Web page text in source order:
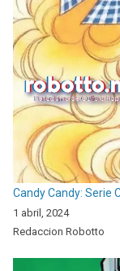
Candy Candy: Serie
1 abril, 2024
Redaccion Robotto